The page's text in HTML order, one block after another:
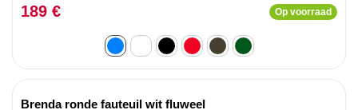
189 € Op voorraad
Brenda ronde fauteuil wit fluweel